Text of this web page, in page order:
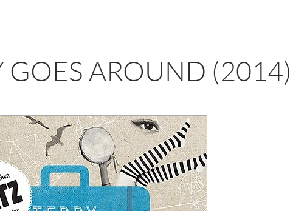
GOES AROUND (2014)